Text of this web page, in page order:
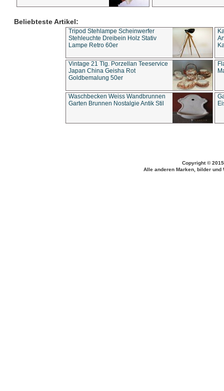
Beliebteste Artikel:
Tripod Stehlampe Scheinwerfer
Stehleuchte Dreibein Holz Stativ
Lampe Retro 60er
Vintage 21 Tlg. Porzellan Teeservice
Japan China Geisha Rot
Goldbemalung 50er
Waschbecken Weiss Wandbrunnen
Garten Brunnen Nostalgie Antik Stil
Copyright ©
Alle anderen Marken, bilder und